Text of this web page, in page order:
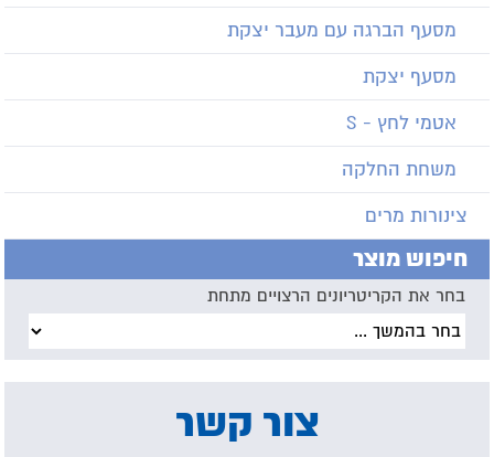
מסעף הברגה עם מעבר יצקת
מסעף יצקת
אטמי לחץ - S
משחת החלקה
צינורות מרים
חיפוש מוצר
בחר את הקריטריונים הרצויים מתחת
צור קשר